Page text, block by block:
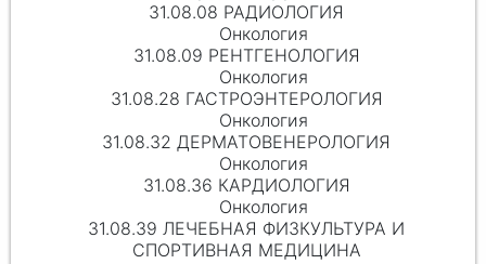
31.08.08 РАДИОЛОГИЯ
Онкология
31.08.09 РЕНТГЕНОЛОГИЯ
Онкология
31.08.28 ГАСТРОЭНТЕРОЛОГИЯ
Онкология
31.08.32 ДЕРМАТОВЕНЕРОЛОГИЯ
Онкология
31.08.36 КАРДИОЛОГИЯ
Онкология
31.08.39 ЛЕЧЕБНАЯ ФИЗКУЛЬТУРА И
СПОРТИВНАЯ МЕДИЦИНА